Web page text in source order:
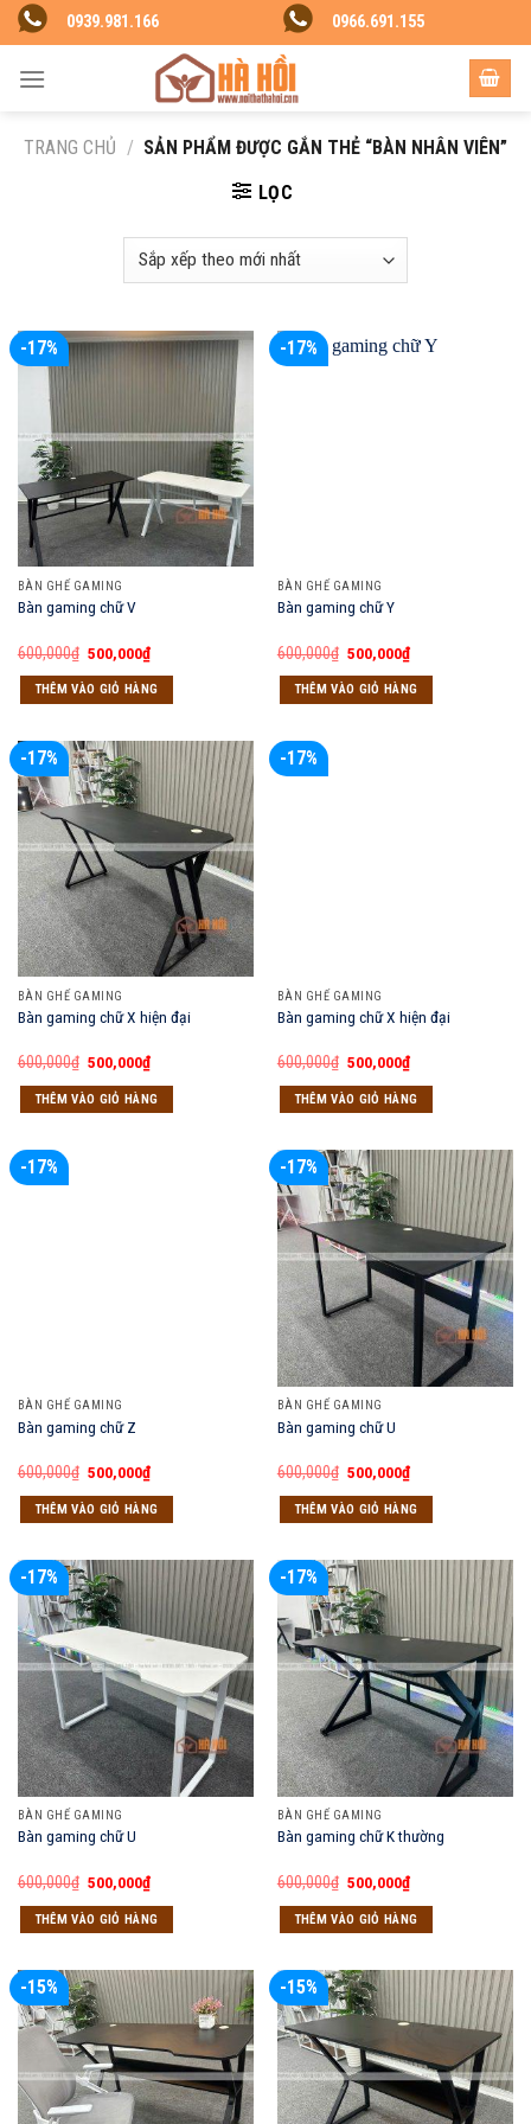
Skip
to
content
0939.981.166 0966.691.155
TRANG CHỦ / SẢN PHẨM ĐƯỢC GẮN THẺ “BÀN NHÂN VIÊN”
LỌC
-17%
BÀN GHẾ GAMING
Bàn gaming chữ V
600,000₫ Giá
gốc
là:
600,000₫.
500,000₫Giá
hiện
tại
là:
THÊM VÀO GIỎ HÀNG
-17%
BÀN GHẾ GAMING
Bàn gaming chữ Y
600,000₫ Giá
gốc
là:
600,000₫.
500,000₫Giá
hiện
tại
là:
THÊM VÀO GIỎ HÀNG
-17%
BÀN GHẾ GAMING
Bàn gaming chữ X hiện đại
600,000₫ Giá
là:
600,000₫.
500,000₫Giá
hiện
tại
là:
THÊM VÀO GIỎ HÀNG
-17%
BÀN GHẾ GAMING
Bàn gaming chữ X hiện đại
600,000₫ Giá
là:
600,000₫.
500,000₫Giá
hiện
tại
là:
THÊM VÀO GIỎ HÀNG
-17%
BÀN GHẾ GAMING
Bàn gaming chữ Z
600,000₫ Giá
là:
600,000₫.
500,000₫Giá
hiện
tại
là:
THÊM VÀO GIỎ HÀNG
-17%
BÀN GHẾ GAMING
Bàn gaming chữ U
600,000₫ Giá
là:
600,000₫.
500,000₫Giá
hiện
tại
là:
THÊM VÀO GIỎ HÀNG
-17%
BÀN GHẾ GAMING
Bàn gaming chữ U
600,000₫ Giá
là:
600,000₫.
500,000₫Giá
hiện
tại
là:
THÊM VÀO GIỎ HÀNG
-17%
BÀN GHẾ GAMING
Bàn gaming chữ K thường
600,000₫ Giá
là:
600,000₫.
500,000₫Giá
hiện
tại
là:
THÊM VÀO GIỎ HÀNG
-15% -15%